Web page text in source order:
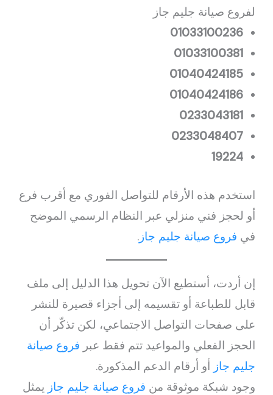
لفروع صيانة جليم جاز
01033100236
01033100381
01040424185
01040424186
0233043181
0233048407
19224
استخدم هذه الأرقام للتواصل الفوري مع أقرب فرع
أو لحجز فني منزلي عبر النظام الرسمي الموضح
في فروع صيانة جليم جاز.
إن أردت، أستطيع الآن تحويل هذا الدليل إلى ملف
قابل للطباعة أو تقسيمه إلى أجزاء قصيرة للنشر
على صفحات التواصل الاجتماعي، لكن تذكّر أن
الحجز الفعلي والمواعيد تتم فقط عبر فروع صيانة
جليم جاز أو أرقام الدعم المذكورة.
وجود شبكة موثوقة من فروع صيانة جليم جاز يمثل